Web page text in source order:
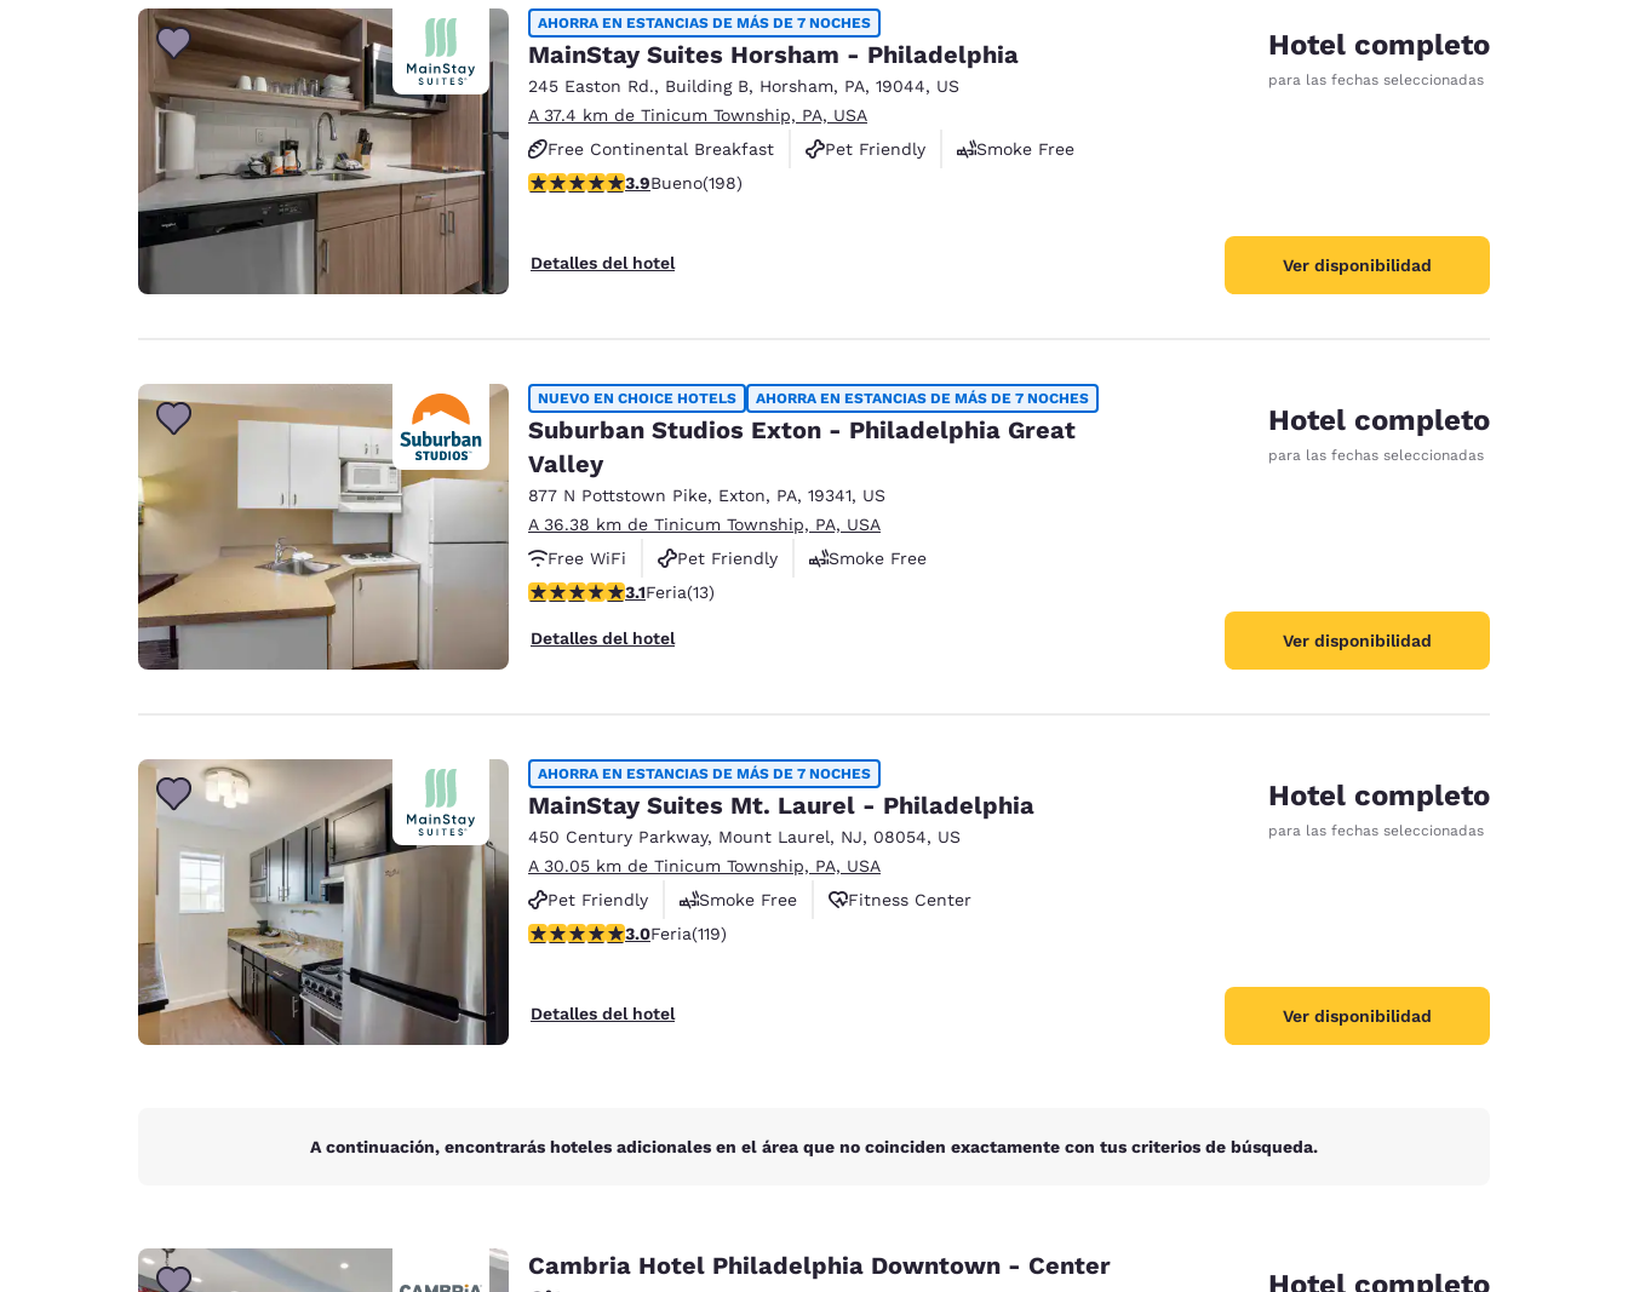
Español
Europa
Deutschland
Deutsch
Germany
Spain France
Ireland
English
Asia-Pacífico
Australia
English English
AHORRA EN ESTANCIAS DE MÁS DE 7 NOCHES
MainStay Suites Horsham - Philadelphia
245 Easton Rd., Building B, Horsham, PA, 19044, US
A 37.4 km de Tinicum Township, PA, USA
Free Continental Breakfast
Pet Friendly
Smoke Free
calificación de 3.89 estrellas. Bueno. 198 reseñas
3.9Bueno(198)
Detalles del hotel
Hotel completo
para las fechas seleccionadas
Ver disponibilidad
NUEVO EN CHOICE HOTELS AHORRA EN ESTANCIAS DE MÁS DE 7 NOCHES
Suburban Studios Exton - Philadelphia Great
Valley
877 N Pottstown Pike, Exton, PA, 19341, US
A 36.38 km de Tinicum Township, PA, USA
Free WiFi
Pet Friendly
Smoke Free
calificación de 3.08 estrellas. Feria. 13 reseñas
3.1Feria(13)
Detalles del hotel
Hotel completo
para las fechas seleccionadas
Ver disponibilidad
AHORRA EN ESTANCIAS DE MÁS DE 7 NOCHES
MainStay Suites Mt. Laurel - Philadelphia
450 Century Parkway, Mount Laurel, NJ, 08054, US
A 30.05 km de Tinicum Township, PA, USA
Pet Friendly
Smoke Free
Fitness Center
calificación de 2.97 estrellas. Feria. 119 reseñas
3.0Feria(119)
Detalles del hotel
Hotel completo
para las fechas seleccionadas
Ver disponibilidad
A continuación, encontrarás hoteles adicionales en el área que no coinciden exactamente con tus criterios de búsqueda.
Cambria Hotel Philadelphia Downtown - Center
Hotel completo